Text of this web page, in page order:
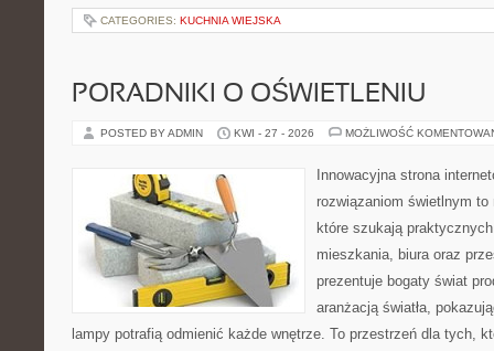
CATEGORIES: KUCHNIA WIEJSKA
PORADNIKI O OŚWIETLENIU
POSTED BY ADMIN KWI - 27 - 2026 MOŻLIWOŚĆ
Innowacyjna strona
rozwiązaniom świetlnym
które szukają
mieszkania, biura oraz
prezentuje bogaty świat
aranżacją światła,
lampy potrafią odmienić każde wnętrze. To przestrzeń dla tych,